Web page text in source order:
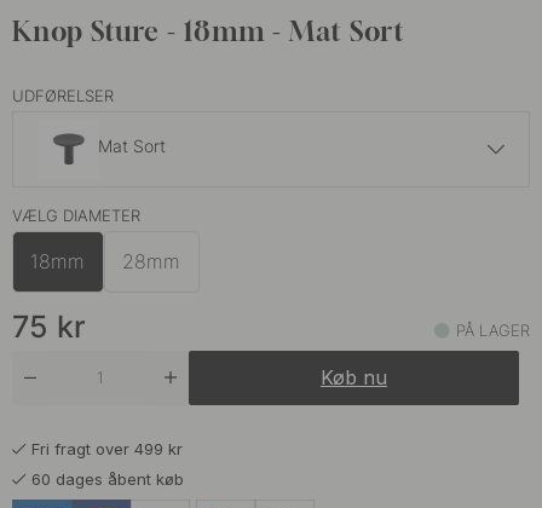
Knop Sture - 18mm - Mat Sort
UDFØRELSER
Mat Sort
Brunet Messing
Børstet Ubehandlet Messing
Forniklet
Messing
VÆLG DIAMETER
18mm 28mm
75 kr PÅ LAGER
Køb nu
Fri fragt over 499 kr
60 dages åbent køb